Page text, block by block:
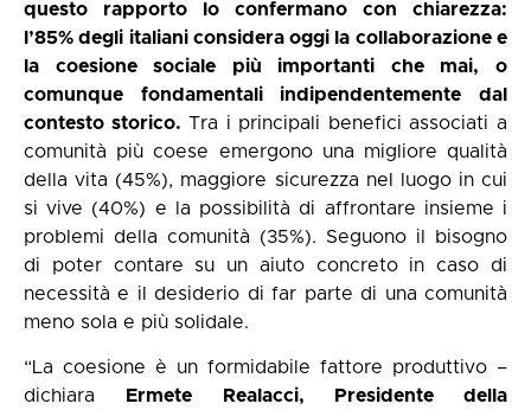
questo rapporto lo confermano con chiarezza:
l’85% degli italiani considera oggi la collaborazione e
la coesione sociale più importanti che mai, o
comunque fondamentali indipendentemente dal
contesto storico. Tra i principali benefici associati a
comunità più coese emergono una migliore qualità
della vita (45%), maggiore sicurezza nel luogo in cui
si vive (40%) e la possibilità di affrontare insieme i
problemi della comunità (35%). Seguono il bisogno
di poter contare su un aiuto concreto in caso di
necessità e il desiderio di far parte di una comunità
meno sola e più solidale.
“La coesione è un formidabile fattore produttivo –
dichiara
Ermete Realacci, Presidente della